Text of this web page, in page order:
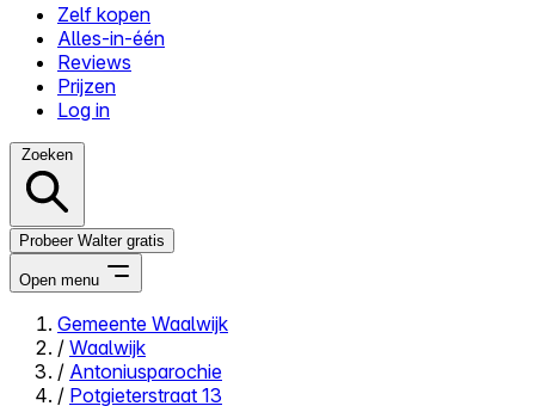
Zelf kopen
Alles-in-één
Reviews
Prijzen
Log in
Zoeken
Probeer Walter gratis
Open menu
Close menu
Gemeente Waalwijk
/ Waalwijk
/ Antoniusparochie
/ Potgieterstraat 13